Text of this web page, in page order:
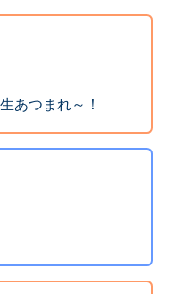
あつまれ～！